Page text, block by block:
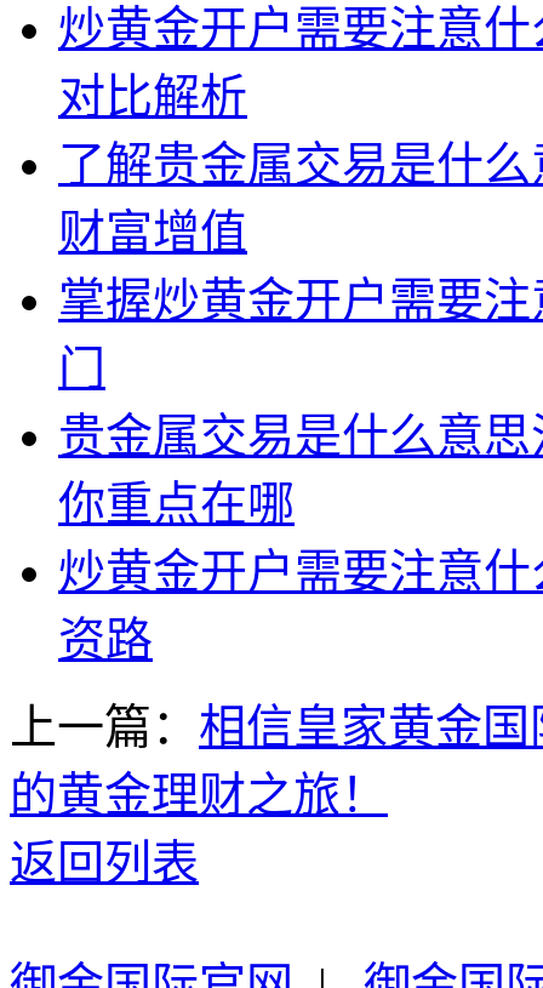
炒黄金开户需要注意
对比解析
了解贵金属交易是什
财富增值
掌握炒黄金开户需要
门
贵金属交易是什么意
你重点在哪
炒黄金开户需要注意
资路
上一篇： 相信皇家黄金
的黄金理财之旅！
返回列表